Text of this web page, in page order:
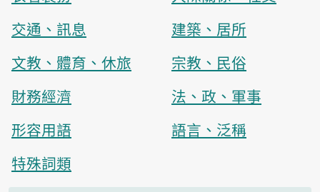
交通、訊息
建築、居所
文教、體育、休旅
宗教、民俗
財務經濟
法、政、軍事
形容用語
語言、泛稱
特殊詞類